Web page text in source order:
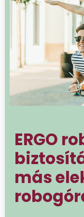
ERGO
más